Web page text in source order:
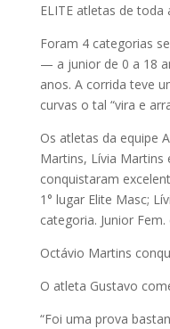
ELITE atletas de
Foram 4 categorias
— a junior de 0 a 18
anos. A corrida teve
curvas o tal “vira e
Os atletas da equipe
Martins, Lívia Martins
conquistaram
1° lugar Elite Masc;
categoria. Junior
Octávio Martins
O atleta Gustavo
“Foi uma prova